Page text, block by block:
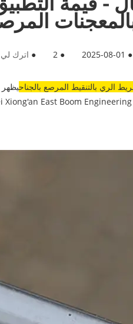
●
2025-08-01
●
2
● اترك
الري بالتنقيط المرصع بالجناحيظهر